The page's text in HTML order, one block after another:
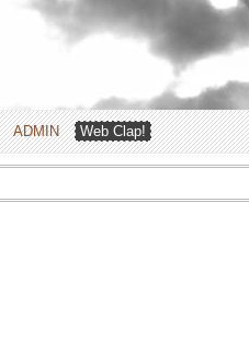
ADMIN Web Clap!